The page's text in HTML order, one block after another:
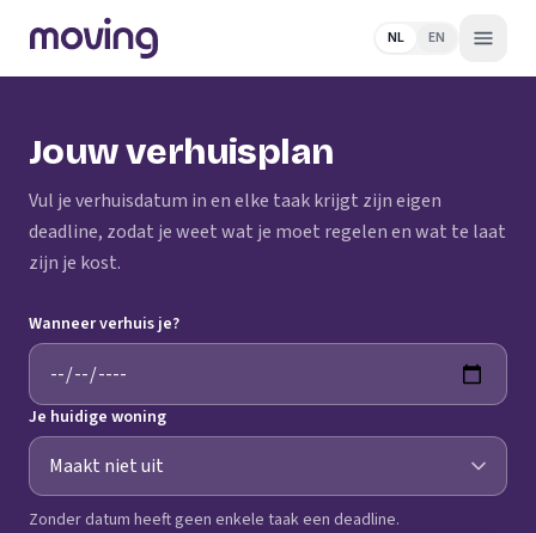
NL EN
Jouw verhuisplan
Vul je verhuisdatum in en elke taak krijgt zijn eigen
deadline, zodat je weet wat je moet regelen en wat te laat
zijn je kost.
Wanneer verhuis je?
Je huidige woning
Zonder datum heeft geen enkele taak een deadline.